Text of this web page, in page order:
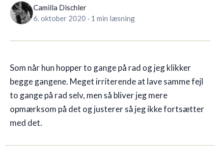
🇩🇰DK
Camilla Dischler
6. oktober 2020 · 1 min læsning
Som når hun hopper to gange på rad og jeg klikker
begge gangene. Meget irriterende at lave samme fejl
to gange på rad selv, men så bliver jeg mere
opmærksom på det og justerer så jeg ikke fortsætter
med det.